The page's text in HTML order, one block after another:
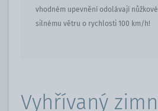
vhodném upevnění odolávají
silnému větru o
Vyhřívaný